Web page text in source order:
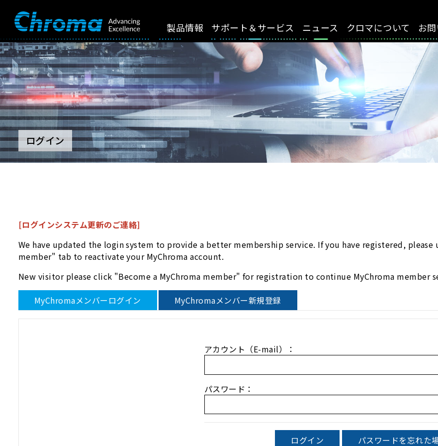
製品情報 サポート＆サービス ニュース クロマについて お
ログイン
[ログインシステム更新のご連絡]
We have updated the login system to provide a better membership service. If you have registered,
member" tab to reactivate your MyChroma account.
New visitor please click "Become a MyChroma member" for registration to continue MyChroma member
MyChromaメンバーログイン
MyChromaメンバー新規登録
アカウント（E-mail）：
パスワード：
ログイン パスワードを忘れた